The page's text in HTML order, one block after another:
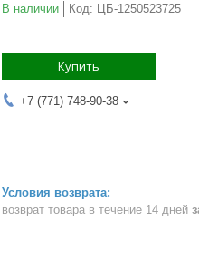
В наличии Код: ЦБ-1250523725
Купить
+7 (771) 748-90-38
возврат товара в течение 14 дней